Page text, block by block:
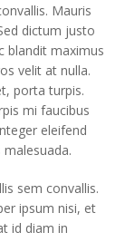
Mauris
dictum justo
blandit maximus
velit at nulla.
porta turpis.
mi faucibus
eleifend
sem convallis.
ipsum nisi, et
id diam in